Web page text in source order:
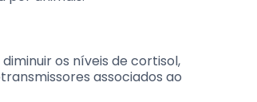
os níveis de cortisol,
associados ao